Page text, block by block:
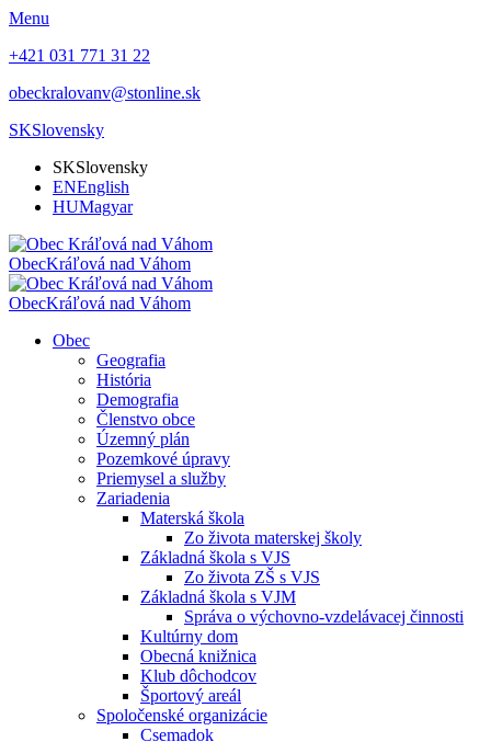
Menu
+421 031 771 31 22
obeckralovanv@stonline.sk
SKSlovensky
SKSlovensky
ENEnglish
HUMagyar
ObecKráľová nad Váhom
ObecKráľová nad Váhom
Obec
Geografia
História
Demografia
Členstvo obce
Územný plán
Pozemkové úpravy
Priemysel a služby
Zariadenia
Materská škola
Zo života materskej školy
Základná škola s VJS
Zo života ZŠ s VJS
Základná škola s VJM
Správa o výchovno-vzdelávacej činnosti
Kultúrny dom
Obecná knižnica
Klub dôchodcov
Športový areál
Spoločenské organizácie
Csemadok